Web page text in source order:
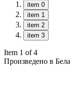
item 0
item 1
item 2
item 3
Item 1 of 4
Произведено в